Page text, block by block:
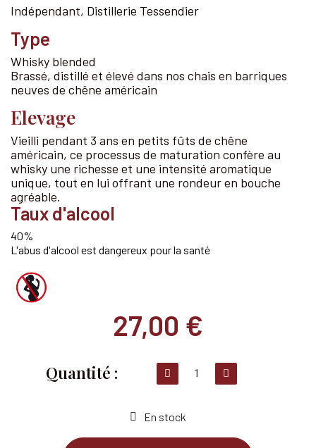
Indépendant, Distillerie Tessendier
Type
Whisky blended
Brassé, distillé et élevé dans nos chais en barriques
neuves de chêne américain
Elevage
Vieilli pendant 3 ans en petits fûts de chêne
américain, ce processus de maturation confère au
whisky une richesse et une intensité aromatique
unique, tout en lui offrant une rondeur en bouche
agréable.
Taux d'alcool
40%
L'abus d'alcool est dangereux pour la santé
27,00 €
En stock